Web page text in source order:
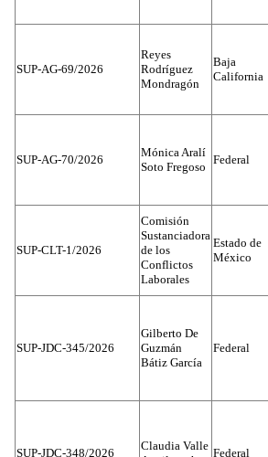
SUP-AG-69/2026
Reyes
Rodríguez
Mondragón
Baja
California
SUP-AG-70/2026
Mónica Aralí
Soto Fregoso
Federal
SUP-CLT-1/2026
Comisión
Sustanciadora
de los
Conflictos
Laborales
Estado de
México
SUP-JDC-345/2026
Gilberto De
Guzmán
Bátiz García
Federal
SUP-JDC-348/2026
Claudia Valle
Federal